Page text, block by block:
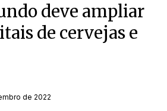
deve ampliar
de cervejas e
de 2022